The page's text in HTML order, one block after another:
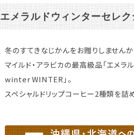
エメラルドウィンターセレ
冬のすてきなじかんをお贈りしませんか
マイルド・アラビカの最高級品「エメラ
winter WINTER」。
スペシャルドリップコーヒー2種類を詰